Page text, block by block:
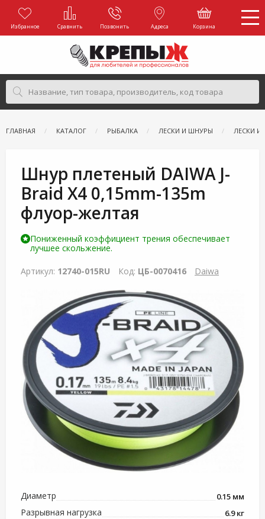
Избранное Сравнить Позвонить Адреса Корзина
ГЛАВНАЯ КАТАЛОГ РЫБАЛКА ЛЕСКИ И ШНУРЫ ЛЕСКИ И
Шнур плетеный DAIWA J-
Braid X4 0,15mm-135m
флуор-желтая
Пониженный коэффициент трения обеспечивает
лучшее скольжение.
Артикул: 12740-015RU Код: ЦБ-0070416 Daiwa
Диаметр 0.15 мм
Разрывная нагрузка 6.9 кг